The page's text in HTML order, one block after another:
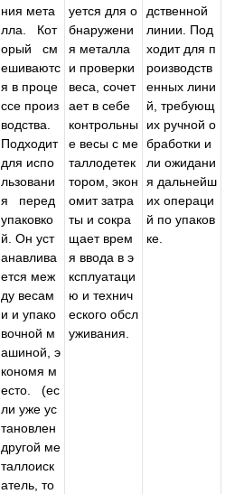
ния мета
лла.
Кот
орый
см
ешиваютс
я в проце
ссе произ
водства.
Подходит
для испо
льзовани
я
перед
упаковко
й. Он уст
анавлива
ется меж
ду весам
и и упако
вочной м
ашиной, э
кономя м
есто.
(ес
ли уже ус
тановлен
другой ме
таллоиск
атель, то
уется для о
бнаружени
я металла
и проверки
веса, сочет
ает в себе
контрольны
е весы с ме
таллодетек
тором, экон
омит затра
ты и сокра
щает врем
я ввода в э
ксплуатаци
ю и технич
еского обсл
уживания.
дственной
линии. Под
ходит для п
роизводств
енных лини
й, требующ
их ручной о
бработки и
ли ожидани
я дальнейш
их операци
й по упаков
ке.